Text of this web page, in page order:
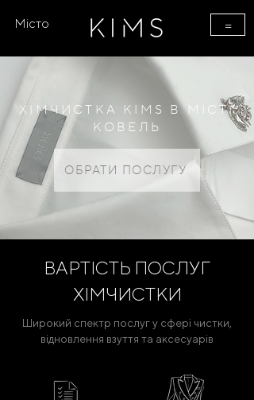
Місто =
ХІМЧИСТКА KIMS В МІСТІ
КОВЕЛЬ
ОБРАТИ ПОСЛУГУ
ВАРТІСТЬ ПОСЛУГ
ХІМЧИСТКИ
Широкий спектр послуг у сфері чистки,
відновлення взуття та аксесуарів